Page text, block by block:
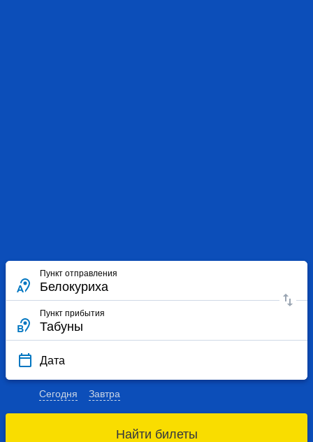
Пункт отправления
Пункт прибытия
Дата
Сегодня Завтра
Найти билеты